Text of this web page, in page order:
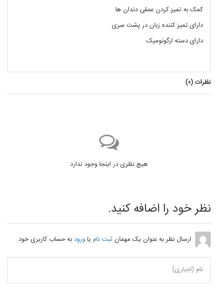
کمک به تمیز کردن عمقی دندان ها
دارای تمیز کننده زبان در پشت سری
دارای دسته ارگونومیک
نظرات (0
)
هیچ نظری در اینجا وجود ندارد
نظر خود را اضافه کنید.
ارسال نظر به عنوان یک مهمانثبت نام یاورودبه حساب کاربری خود.
نام (اجباری)